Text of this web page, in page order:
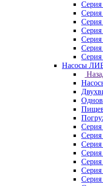
Серия
Серия
Серия
Насосы
Серия